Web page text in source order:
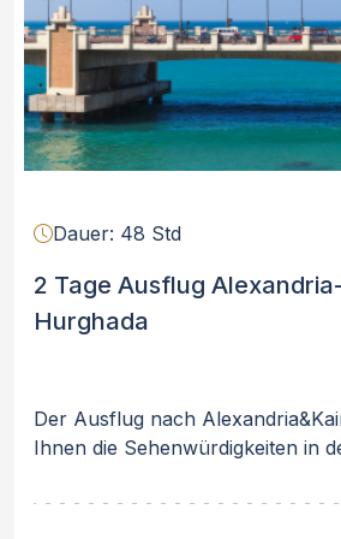
Dauer: 48 Std
2 Tage Ausflug
Hurghada
Der Ausflug nach
Ihnen die Sehenwürdigkeiten in
von Hurghada nach